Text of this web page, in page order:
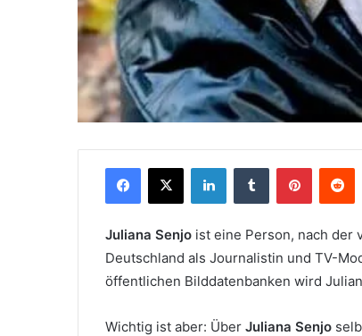
Facebook
X LinkedInTumblr Pinterest
Juliana Senjo ist eine Person, nach der
Deutschland als Journalistin und TV-
öffentlichen Bilddatenbanken wird
Wichtig ist aber: Über Juliana Senjo